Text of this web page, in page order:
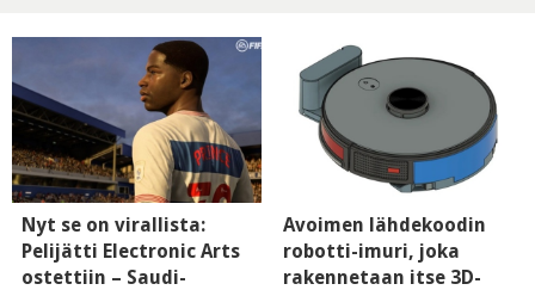
Nyt se on virallista:
Pelijätti Electronic Arts
ostettiin – Saudi-
Avoimen lähdekoodin
robotti-imuri, joka
rakennetaan itse 3D-